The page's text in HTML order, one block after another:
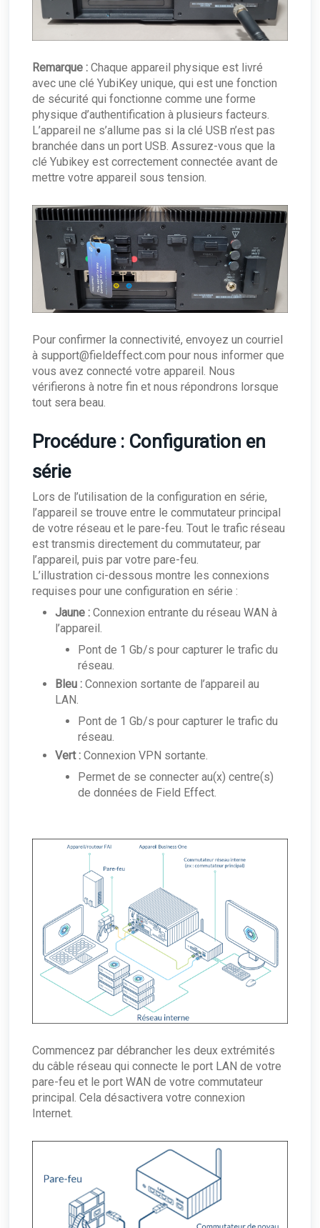
Remarque : Chaque appareil physique est livré
avec une clé YubiKey unique, qui est une fonction
de sécurité qui fonctionne comme une forme
physique d’authentification à plusieurs facteurs.
L’appareil ne s’allume pas si la clé USB n’est pas
branchée dans un port USB. Assurez-vous que la
clé Yubikey est correctement connectée avant de
mettre votre appareil sous tension.
Pour confirmer la connectivité, envoyez un courriel
à support@fieldeffect.com pour nous informer que
vous avez connecté votre appareil. Nous
vérifierons à notre fin et nous répondrons lorsque
tout sera beau.
Procédure : Configuration en
série
Lors de l’utilisation de la configuration en série,
l’appareil se trouve entre le commutateur principal
de votre réseau et le pare-feu. Tout le trafic réseau
est transmis directement du commutateur, par
l’appareil, puis par votre pare-feu.
L’illustration ci-dessous montre les connexions
requises pour une configuration en série :
Jaune : Connexion entrante du réseau WAN à
l’appareil.
Pont de 1 Gb/s pour capturer le trafic du
réseau.
Bleu : Connexion sortante de l’appareil au
LAN.
Pont de 1 Gb/s pour capturer le trafic du
réseau.
Vert : Connexion VPN sortante.
Permet de se connecter au(x) centre(s)
de données de Field Effect.
Commencez par débrancher les deux extrémités
du câble réseau qui connecte le port LAN de votre
pare-feu et le port WAN de votre commutateur
principal. Cela désactivera votre connexion
Internet.